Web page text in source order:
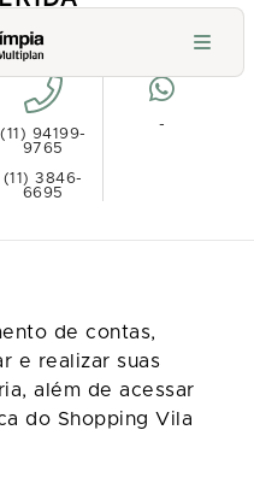
(11) 94199-
9765
(11) 3846-
6695
-
de contas,
e realizar suas
além de acessar
do Shopping Vila